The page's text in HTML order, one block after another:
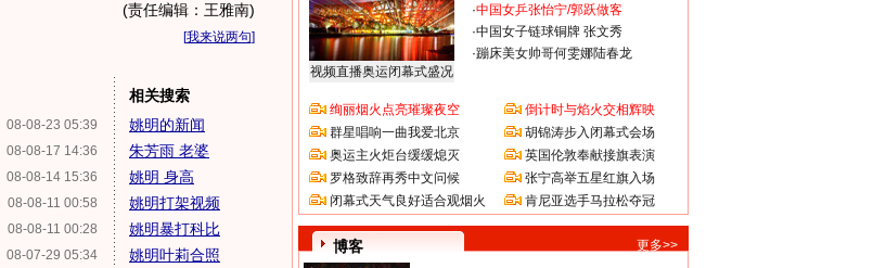
(责任编辑：王雅南)
[我来说两句]
08-08-23 05:39
08-08-17 14:36
08-08-14 15:36
08-08-11 00:58
08-08-11 00:28
08-07-29 05:34
相关搜索
姚明的新闻
朱芳雨 老婆
姚明 身高
姚明打架视频
姚明暴打科比
姚明叶莉合照
视频直播奥运闭幕式盛况
·中国女乒张怡宁/郭跃做客
·中国女子链球铜牌 张文秀
·蹦床美女帅哥何雯娜陆春龙
绚丽烟火点亮璀璨夜空
群星唱响一曲我爱北京
奥运主火炬台缓缓熄灭
罗格致辞再秀中文问候
闭幕式天气良好适合观烟火
倒计时与焰火交相辉映
胡锦涛步入闭幕式会场
英国伦敦奉献接旗表演
张宁高举五星红旗入场
肯尼亚选手马拉松夺冠
博客 更多>>